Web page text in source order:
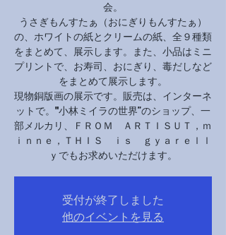
会。
うさぎもんすたぁ（おにぎりもんすたぁ）
の、ホワイトの紙とクリームの紙、全９種類
をまとめて、展示します。また、小品はミニ
プリントで、お寿司、おにぎり、毒だしなど
をまとめて展示します。
現物銅版画の展示です。販売は、インターネ
ットで。"小林ミイラの世界”のショップ、一
部メルカリ、ＦＲＯＭ ＡＲＴＩＳＵＴ，ｍ
ｉｎｎｅ，ＴＨＩＳ ｉｓ ｇｙａｒｅｌｌ
ｙでもお求めいただけます。
受付が終了しました
他のイベントを見る